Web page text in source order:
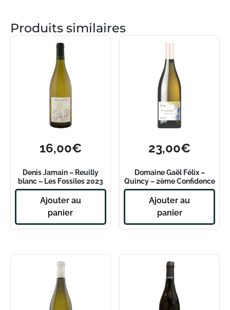
Produits similaires
16,00€
Denis Jamain – Reuilly
blanc – Les Fossiles 2023
Ajouter au
panier
23,00€
Domaine Gaël Félix –
Quincy – 2ème Confidence
2022
Ajouter au
panier